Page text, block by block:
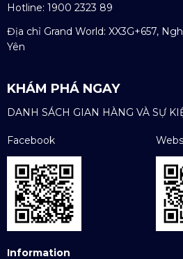
Hotline: 1900 2323 89
Địa chỉ Grand World: XX3G+657,
Yên
KHÁM PHÁ NGAY
DANH SÁCH GIAN HÀNG VÀ SỰ
Facebook
Information